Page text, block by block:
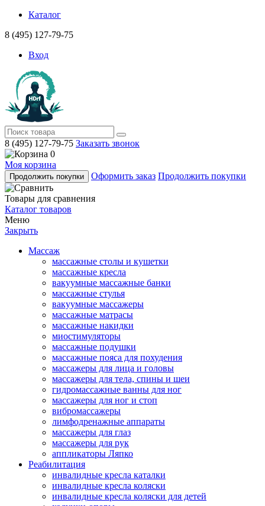
Каталог
8 (495) 127-79-75
Вход
8 (495) 127-79-75 Заказать звонок
0
Моя корзина
Продолжить покупки Оформить заказ Продолжить покупки
Товары для сравнения
Каталог товаров
Меню
Закрыть
Массаж
массажные столы и кушетки
массажные кресла
вакуумные массажные банки
массажные стулья
вакуумные массажеры
массажные матрасы
массажные накидки
миостимуляторы
массажные подушки
массажные пояса для похудения
массажеры для лица и головы
массажеры для тела, спины и шеи
гидромассажные ванны для ног
массажеры для ног и стоп
вибромассажеры
лимфодренажные аппараты
массажеры для глаз
массажеры для рук
аппликаторы Ляпко
Реабилитация
инвалидные кресла каталки
инвалидные кресла коляски
инвалидные кресла коляски для детей